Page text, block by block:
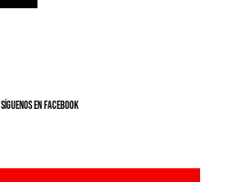
SíGUENOS EN FACEBOOK